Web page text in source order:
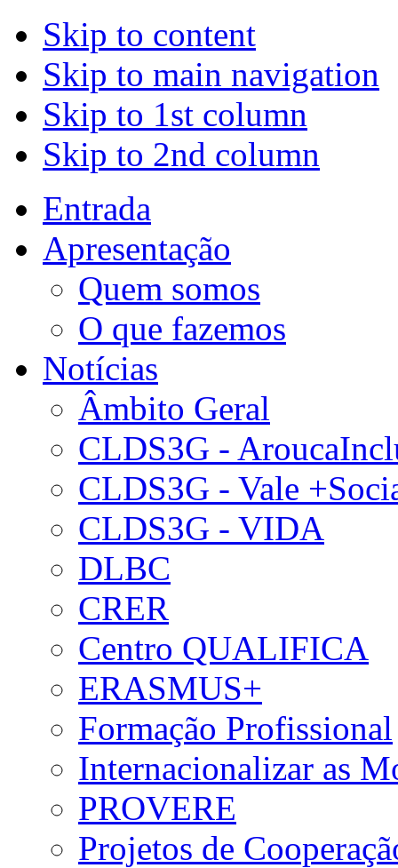
Skip to content
Skip to main navigation
Skip to 1st column
Skip to 2nd column
Entrada
Apresentação
Quem somos
O que fazemos
Notícias
Âmbito Geral
CLDS3G -
CLDS3G - Vale
CLDS3G - VIDA
DLBC
CRER
Centro QUALIFICA
ERASMUS+
Formação Profissional
Internacionalizar as
PROVERE
Projetos de